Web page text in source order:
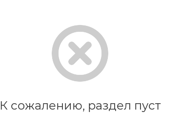
К сожалению, раздел пуст